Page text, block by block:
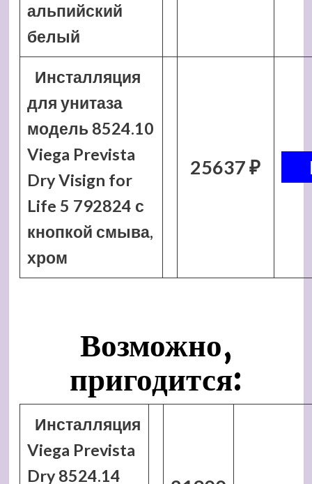
альпийский
белый
Инсталляция
для унитаза
модель 8524.10
Viega Prevista
Dry Visign for
Life 5 792824 с
кнопкой смыва,
хром
25637 ₽
Возможно,
пригодится:
Инсталляция
Viega Prevista
Dry 8524.14